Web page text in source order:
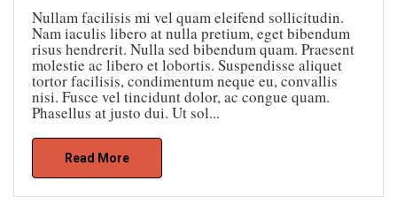
Nullam facilisis mi vel quam eleifend sollicitudin.
Nam iaculis libero at nulla pretium, eget bibendum
risus hendrerit. Nulla sed bibendum quam. Praesent
molestie ac libero et lobortis. Suspendisse aliquet
tortor facilisis, condimentum neque eu, convallis
nisi. Fusce vel tincidunt dolor, ac congue quam.
Phasellus at justo dui. Ut sol...
Read More